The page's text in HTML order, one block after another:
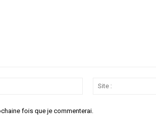
Email
fois que je commenterai.